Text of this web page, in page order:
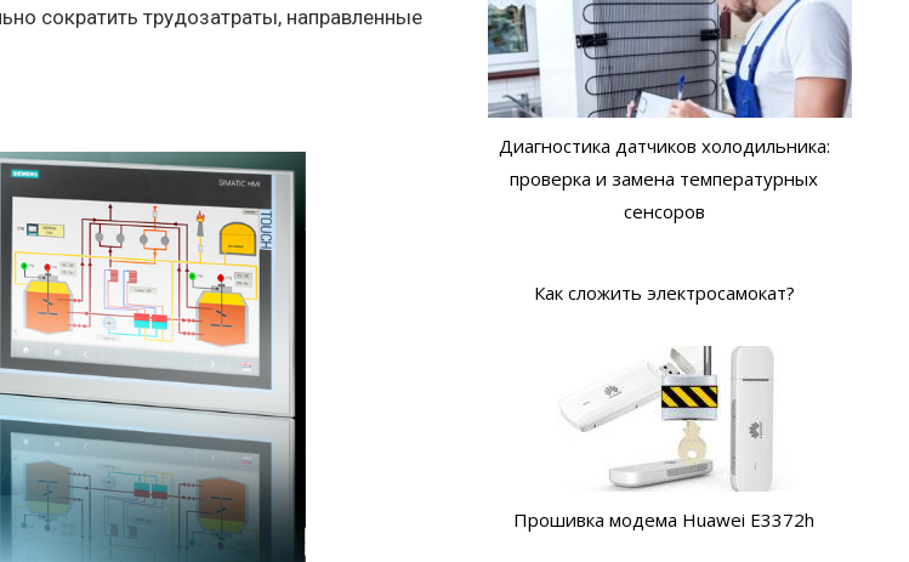
сократить трудозатраты, направленные
Диагностика датчиков холодильника:
проверка и замена температурных
сенсоров
Как сложить электросамокат?
Прошивка модема Huawei E3372h